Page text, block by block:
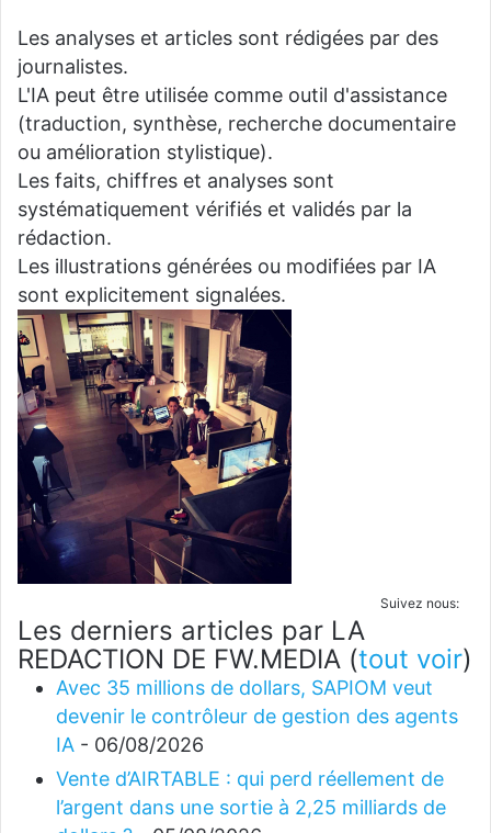
Les analyses et articles sont rédigées par des
journalistes.
L'IA peut être utilisée comme outil d'assistance
(traduction, synthèse, recherche documentaire
ou amélioration stylistique).
Les faits, chiffres et analyses sont
systématiquement vérifiés et validés par la
rédaction.
Les illustrations générées ou modifiées par IA
sont explicitement signalées.
Suivez nous:
Les derniers articles par LA
REDACTION DE FW.MEDIA (tout voir)
Avec 35 millions de dollars, SAPIOM veut
devenir le contrôleur de gestion des agents
IA - 06/08/2026
Vente d’AIRTABLE : qui perd réellement de
l’argent dans une sortie à 2,25 milliards de